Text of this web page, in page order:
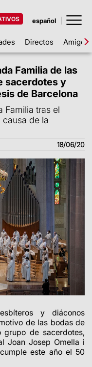
Directos Amigos
Familia de las
sacerdotes y
de Barcelona
Familia tras el
de la
18/06/20
y diáconos
de las bodas de
de sacerdotes,
Joan Josep Omella i
este año el 50